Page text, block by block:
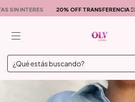
SIN INTERES 20% OFF TRANSFERENCIA ❤️‍🔥